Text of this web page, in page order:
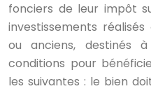
fonciers de leur impôt
investissements
ou anciens, destinés
conditions pour
les suivantes : le bien